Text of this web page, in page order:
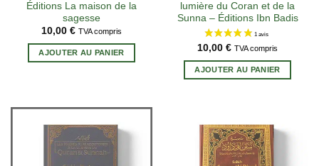
3 avis
Éditions La maison de la
sagesse
10,00 € TVA compris
AJOUTER AU PANIER
lumière du Coran et de la
Sunna – Éditions Ibn Badis
10,00 € TVA compris
AJOUTER AU PANIER